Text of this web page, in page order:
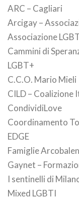
ARC – Cagliari
Arcigay –
Associazione
Cammini di
LGBT+
C.C.O. Mario Mieli
CILD – Coalizione
CondividiLove
Coordinamento
EDGE
Famiglie
Gaynet –
I sentinelli di
Mixed LGBTI